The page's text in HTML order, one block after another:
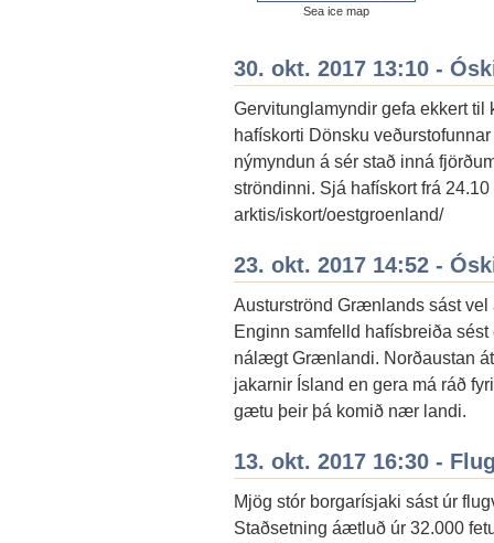
Sea ice map
30. okt. 2017 13:10 -
Gervitunglamyndir gefa ekkert
hafískorti Dönsku
nýmyndun á sér stað inná
ströndinni. Sjá hafískort frá
arktis/iskort/oestgroenland/
23. okt. 2017 14:52 -
Austurströnd Grænlands sást
Enginn samfelld hafísbreiða
nálægt Grænlandi. Norðaustan
jakarnir Ísland en gera má ráð
gætu þeir þá komið nær landi.
13. okt. 2017 16:30 -
Mjög stór borgarísjaki sást úr
Staðsetning áætluð úr 32.000